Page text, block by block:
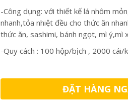
-Công dụng: với thiết kế lá nhôm
nhanh,tỏa nhiệt đều cho thức ăn
thức ăn, sashimi, bánh ngọt, mì ý,mì
-Quy cách : 100 hộp/bịch , 2000 cái/
ĐẶT HÀNG